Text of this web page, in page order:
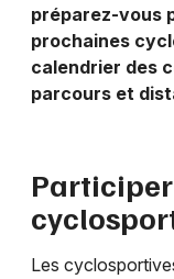
préparez-vous
prochaines
calendrier des
parcours et
Les